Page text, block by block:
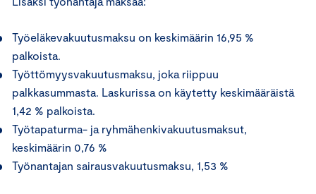
Työeläkevakuutusmaksu on keskimäärin 16,95 %
palkoista.
Työttömyysvakuutusmaksu, joka riippuu
palkkasummasta. Laskurissa on käytetty keskimääräistä
1,42 % palkoista.
Työtapaturma- ja ryhmähenkivakuutusmaksut,
keskimäärin 0,76 %
Työnantajan sairausvakuutusmaksu, 1,53 %